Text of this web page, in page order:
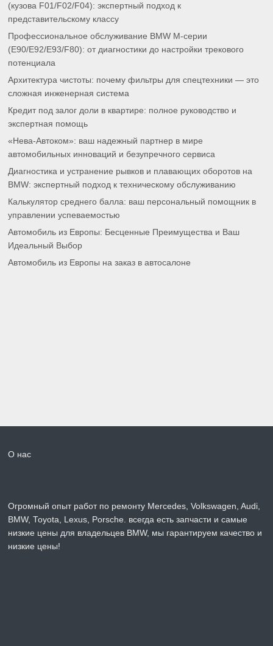
(кузова F01/F02/F04): экспертный подход к
представительскому классу
Профессиональное обслуживание BMW M-серии
(E90/E92/E93/F80): от диагностики до настройки трекового
потенциала
Архитектура чистоты: почему фильтры для спецтехники — это
сложная инженерная система
Кредит под залог доли в квартире: полное руководство и
экспертная помощь
«Нева-Автоком»: ваш надежный партнер в мире
автомобильных инноваций и безупречного сервиса
Диагностика и устранение рывков и плавающих оборотов на
BMW: экспертный подход к техническому обслуживанию
Калькулятор среднего балла: ваш персональный помощник в
управлении успеваемостью
Автомобиль из Европы: Бесценные Преимущества и Ваш
Идеальный Выбор
Автомобиль из Европы на заказ в автосалоне
О нас
Огромный опыт работ по ремонту Mercedes, Volkswagen, Audi,
BMW, Toyota, Lexus, Porsche. всегда есть запчасти и самые
низкие цены для владельцев BMW, мы гарантируем качество и
низкие цены!